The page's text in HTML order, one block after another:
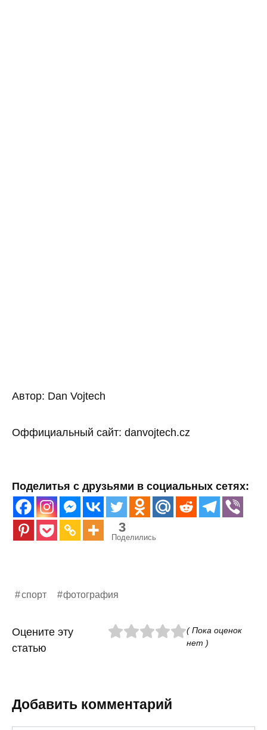
Автор: Dan Vojtech
Оффициальный сайт: danvojtech.cz
Поделитья с друзьями в социальных сетях:
3
Поделились
спорт фотография
Оцените эту
статью
( Пока оценок
нет )
Добавить комментарий